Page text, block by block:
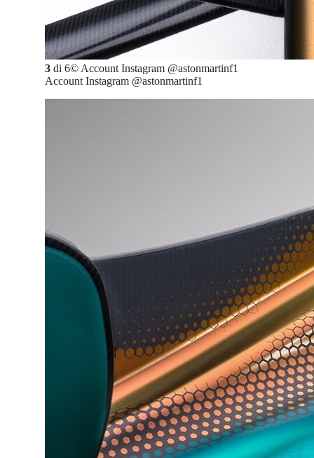
3 di 6© Account Instagram @astonmartinf1
Account Instagram @astonmartinf1